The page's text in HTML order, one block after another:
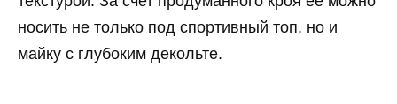
носить не только под спортивный топ, но и
майку с глубоким декольте.